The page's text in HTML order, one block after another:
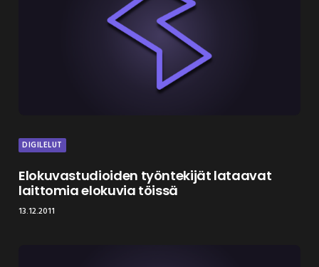
DIGILELUT
Elokuvastudioiden työntekijät lataavat
laittomia elokuvia töissä
13.12.2011